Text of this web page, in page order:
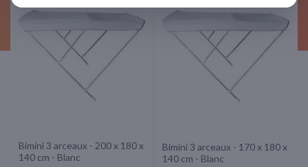
Bimini 3 arceaux - 200 x 180 x
140 cm - Blanc
Bimini 3 arceaux - 170 x 180 x
140 cm - Blanc